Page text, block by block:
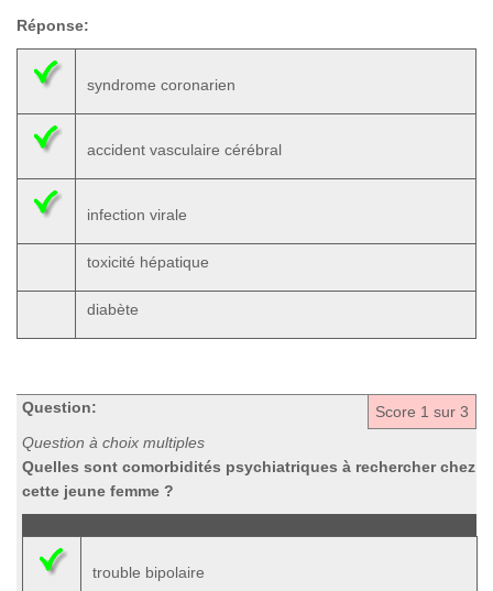
Réponse:
syndrome coronarien
accident vasculaire cérébral
infection virale
toxicité hépatique
diabète
Score 1 sur 3
Question:
Question à choix multiples
Quelles sont comorbidités psychiatriques à rechercher chez
cette jeune femme ?
trouble bipolaire